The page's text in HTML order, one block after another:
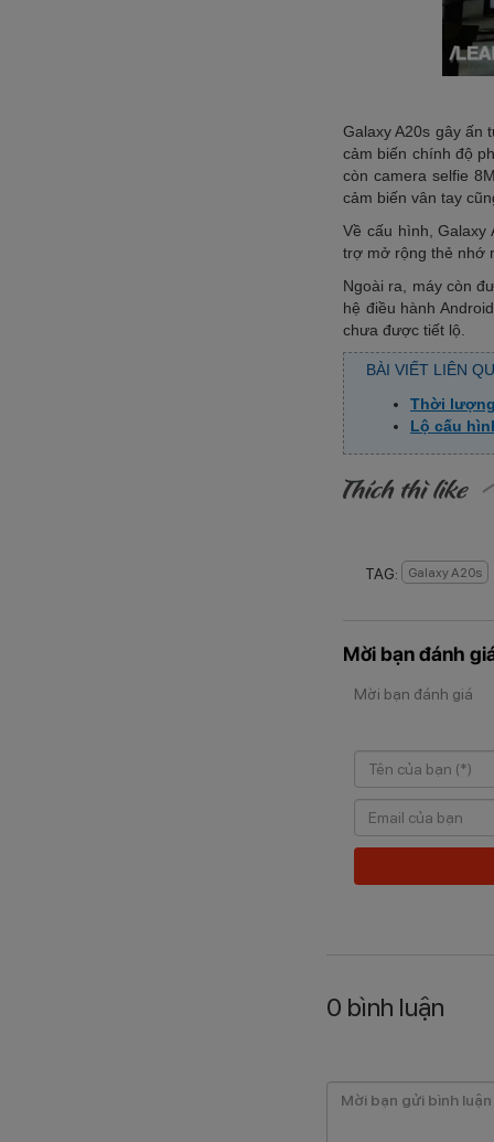
Galaxy A20s gây ấn
cảm biến chính độ
còn camera selfie
cảm biến vân tay
Về cấu hình, Galaxy
trợ mở rộng thẻ nhớ
Ngoài ra, máy còn
hệ điều hành
chưa được tiết lộ.
BÀI VIẾT LIÊN
Thời
Lộ cấu
TAG: Galaxy A20s
Mời bạn đánh
Mời bạn đánh giá
0 bình luận